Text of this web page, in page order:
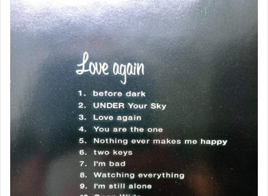
✈社會
✈法律
✈傳播
✈軍事
✈哲學
▌自然 ▌科學 ▌
✈動植物(含昆蟲)╱園藝